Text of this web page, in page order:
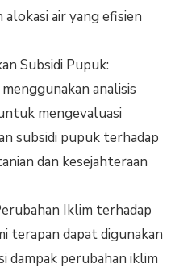
air yang efisien
Subsidi Pupuk:
analisis
mengevaluasi
subsidi pupuk terhadap
dan kesejahteraan
Iklim terhadap
terapan dapat digunakan
dampak perubahan iklim